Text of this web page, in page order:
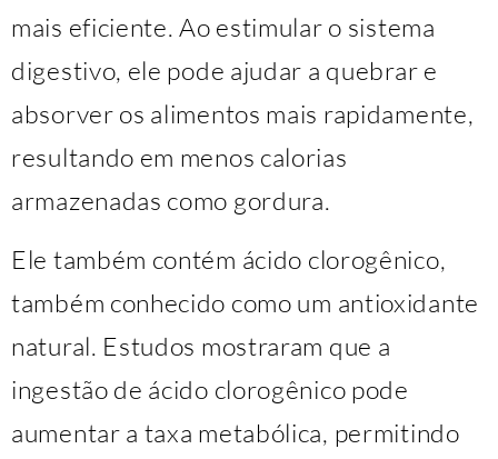
mais eficiente. Ao estimular o sistema
digestivo, ele pode ajudar a quebrar e
absorver os alimentos mais rapidamente,
resultando em menos calorias
armazenadas como gordura.
Ele também contém ácido clorogênico,
também conhecido como um antioxidante
natural. Estudos mostraram que a
ingestão de ácido clorogênico pode
aumentar a taxa metabólica, permitindo